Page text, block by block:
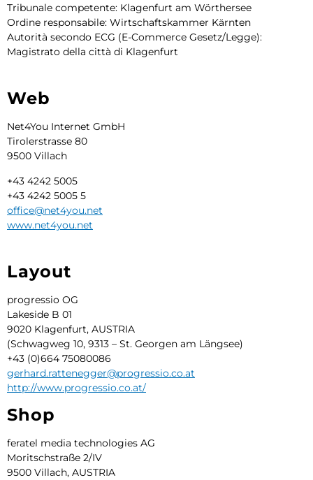
Tribunale competente: Klagenfurt am Wörthersee
Ordine responsabile: Wirtschaftskammer Kärnten
Autorità secondo ECG (E-Commerce Gesetz/Legge):
Magistrato della città di Klagenfurt
Web
Net4You Internet GmbH
Tirolerstrasse 80
9500 Villach
+43 4242 5005
+43 4242 5005 5
office@net4you.net
www.net4you.net
Layout
progressio OG
Lakeside B 01
9020 Klagenfurt, AUSTRIA
(Schwagweg 10, 9313 – St. Georgen am Längsee)
+43 (0)664 75080086
gerhard.rattenegger@progressio.co.at
http://www.progressio.co.at/
Shop
feratel media technologies AG
Moritschstraße 2/IV
9500 Villach, AUSTRIA